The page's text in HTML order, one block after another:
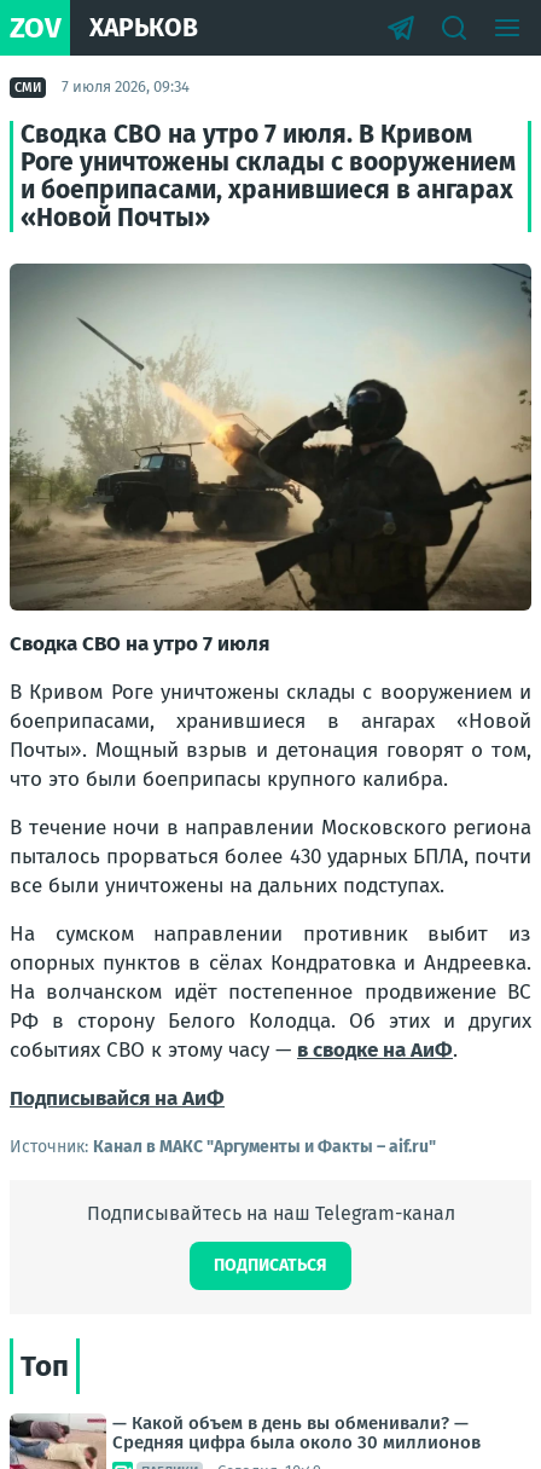
ZOV ХАРЬКОВ
СМИ 7 июля 2026, 09:34
Сводка СВО на утро 7 июля. В Кривом
Роге уничтожены склады с вооружением
и боеприпасами, хранившиеся в ангарах
«Новой Почты»
Сводка СВО на утро 7 июля
В Кривом Роге уничтожены склады с вооружением и
боеприпасами, хранившиеся в ангарах «Новой
Почты». Мощный взрыв и детонация говорят о том,
что это были боеприпасы крупного калибра.
В течение ночи в направлении Московского региона
пыталось прорваться более 430 ударных БПЛА, почти
все были уничтожены на дальних подступах.
На сумском направлении противник выбит из
опорных пунктов в сёлах Кондратовка и Андреевка.
На волчанском идёт постепенное продвижение ВС
РФ в сторону Белого Колодца. Об этих и других
событиях СВО к этому часу — в сводке на АиФ.
Подписывайся на АиФ
Источник: Канал в МАКС "Аргументы и Факты – aif.ru"
Подписывайтесь на наш Telegram-канал
ПОДПИСАТЬСЯ
Топ
— Какой объем в день вы обменивали? —
Средняя цифра была около 30 миллионов